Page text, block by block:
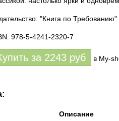
"Книга по Требованию"
978-5-4241-2320-7
за 2243 руб в My-
Описание